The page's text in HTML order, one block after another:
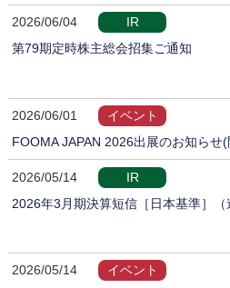
2026/06/04
IR
第79期定時株主総会招集ご通知
2026/06/01
イベント
FOOMA JAPAN 2026出展のお知らせ
2026/05/14
IR
2026年3月期決算短信［日本基準］（
2026/05/14
イベント